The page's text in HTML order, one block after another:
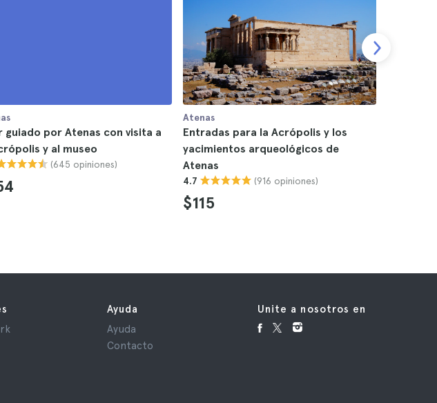
guiado por Atenas con visita a
y al museo
(645 opiniones)
Atenas
Entradas para la Acrópolis y los
yacimientos arqueológicos de
Atenas
4.7 (916 opiniones)
$115
Ayuda
Ayuda
Contacto
Unite a nosotros en